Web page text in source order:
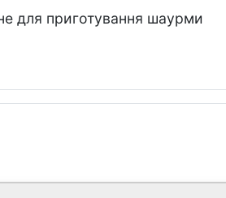
для приготування шаурми